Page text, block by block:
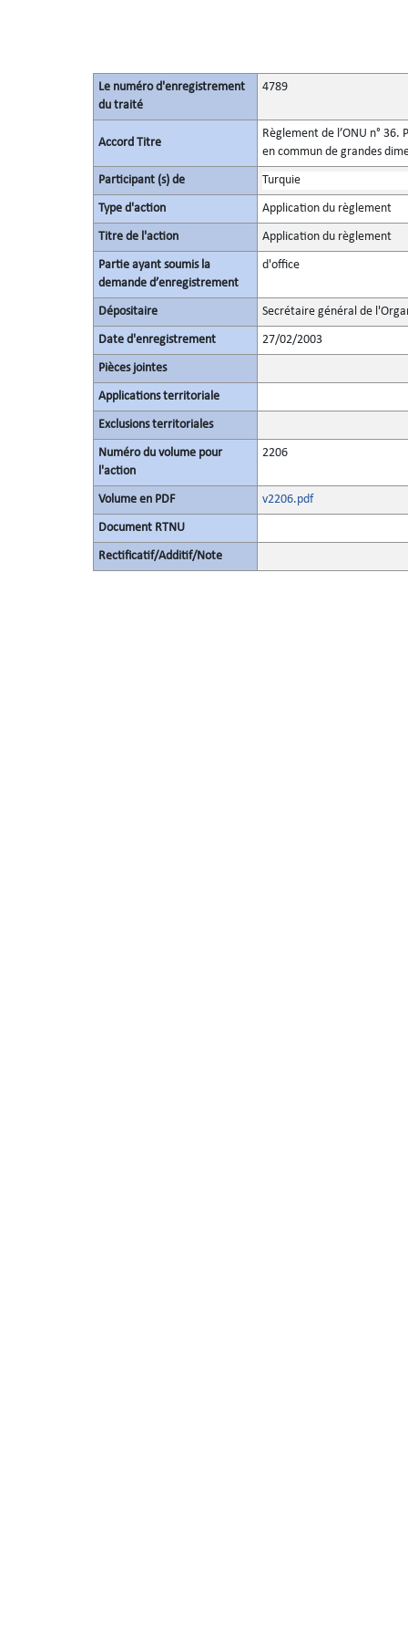
Le numéro d'enregistrement
du traité
4789
Accord Titre
Règlement de l’ONU n°
en commun de grandes
Participant (s) de Turquie
Type d'action Application du règlement
Titre de l'action Application du règlement
Partie ayant soumis la
demande d’enregistrement
d'office
Dépositaire Secrétaire général de
Date d'enregistrement 27/02/2003
Pièces jointes
Applications territoriale
Exclusions territoriales
Numéro du volume pour
l'action
2206
Volume en PDF v2206.pdf
Document RTNU
Rectificatif/Additif/Note